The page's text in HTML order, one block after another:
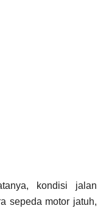
kondisi jalan
sepeda motor jatuh,